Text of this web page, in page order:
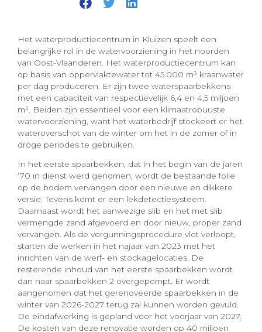
Het waterproductiecentrum in Kluizen speelt een
belangrijke rol in de watervoorziening in het noorden
van Oost-Vlaanderen. Het waterproductiecentrum kan
op basis van oppervlaktewater tot 45.000 m³ kraanwater
per dag produceren. Er zijn twee waterspaarbekkens
met een capaciteit van respectievelijk 6,4 en 4,5 miljoen
m³. Beiden zijn essentieel voor een klimaatrobuuste
watervoorziening, want het waterbedrijf stockeert er het
wateroverschot van de winter om het in de zomer of in
droge periodes te gebruiken.
In het eerste spaarbekken, dat in het begin van de jaren
‘70 in dienst werd genomen, wordt de bestaande folie
op de bodem vervangen door een nieuwe en dikkere
versie. Tevens komt er een lekdetectiesysteem.
Daarnaast wordt het aanwezige slib en het met slib
vermengde zand afgevoerd en door nieuw, proper zand
vervangen. Als de vergunningsprocedure vlot verloopt,
starten de werken in het najaar van 2023 met het
inrichten van de werf- en stockagelocaties. De
resterende inhoud van het eerste spaarbekken wordt
dan naar spaarbekken 2 overgepompt. Er wordt
aangenomen dat het gerenoveerde spaarbekken in de
winter van 2026-2027 terug zal kunnen worden gevuld.
De eindafwerking is gepland voor het voorjaar van 2027.
De kosten van deze renovatie worden op 40 miljoen